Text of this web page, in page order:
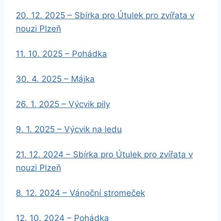
20. 12. 2025 – Sbírka pro Útulek pro zvířata v
nouzi Plzeň
11. 10. 2025 – Pohádka
30. 4. 2025 – Májka
26. 1. 2025 – Výcvik pily
9. 1. 2025 – Výcvik na ledu
21. 12. 2024 – Sbírka pro Útulek pro zvířata v
nouzi Plzeň
8. 12. 2024 – Vánoční stromeček
12. 10. 2024 – Pohádka